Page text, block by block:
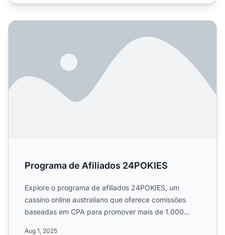
Programa de Afiliados 24POKIES
Programa de Afiliados 24POKIES
Explore o programa de afiliados 24POKIES, um
cassino online australiano que oferece comissões
baseadas em CPA para promover mais de 1.000
Aug 1, 2025